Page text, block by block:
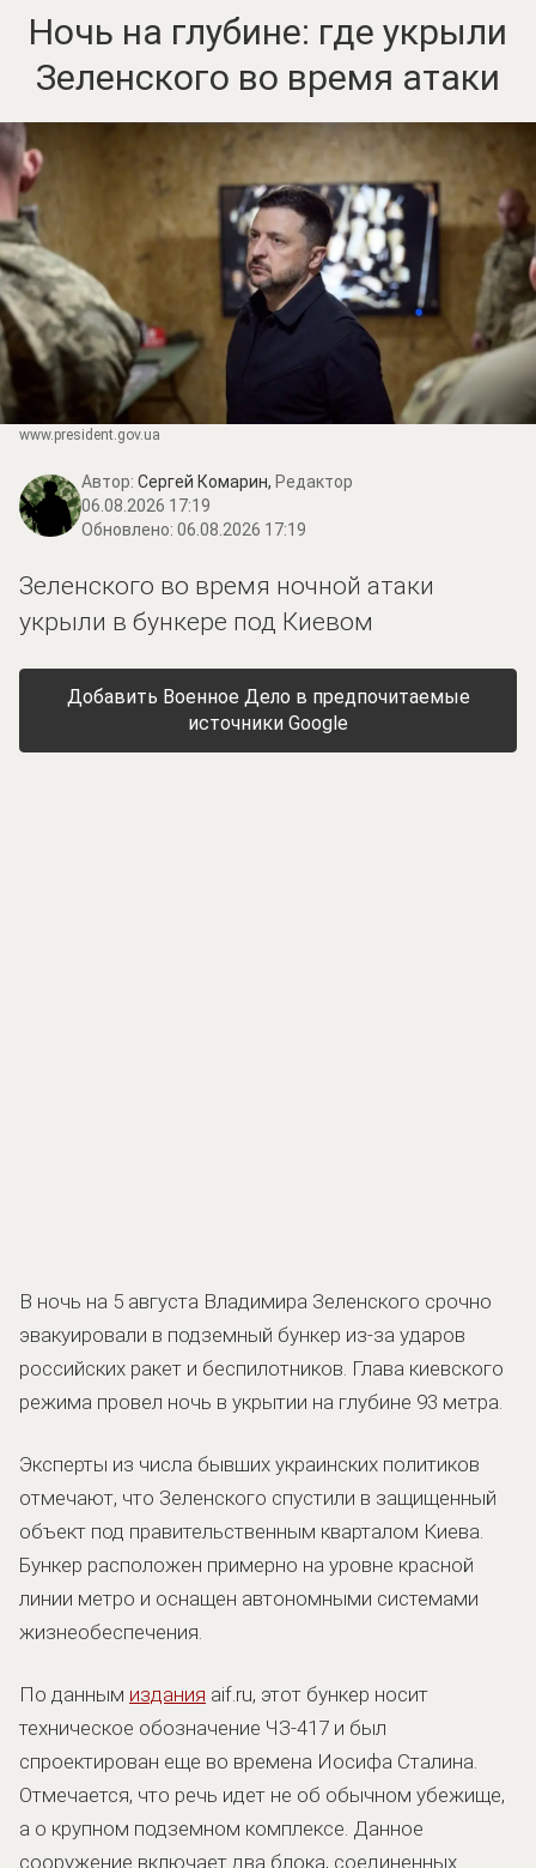
Ночь на глубине: где укрыли
Зеленского во время атаки
www.prеsidеnt.gоv.uа
Автор: Сергей Комарин, Редактор
06.08.2026 17:19
Обновлено: 06.08.2026 17:19
Зеленского во время ночной атаки
укрыли в бункере под Киевом
Добавить Военное Дело в предпочитаемые
источники Google
В ночь на 5 августа Владимира Зеленского срочно
эвакуировали в подземный бункер из-за ударов
российских ракет и беспилотников. Глава киевского
режима провел ночь в укрытии на глубине 93 метра.
Эксперты из числа бывших украинских политиков
отмечают, что Зеленского спустили в защищенный
объект под правительственным кварталом Киева.
Бункер расположен примерно на уровне красной
линии метро и оснащен автономными системами
жизнеобеспечения.
По данным издания aif.ru, этот бункер носит
техническое обозначение ЧЗ-417 и был
спроектирован еще во времена Иосифа Сталина.
Отмечается, что речь идет не об обычном убежище,
а о крупном подземном комплексе. Данное
сооружение включает два блока, соединенных